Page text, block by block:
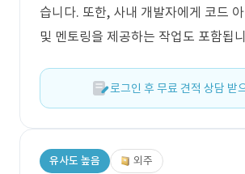
습니다. 또한, 사내 개발자에게 코드
및 멘토링을 제공하는 작업도 포함됩
로그인 후 무료 견적 상담 받
유사도 높음 외주